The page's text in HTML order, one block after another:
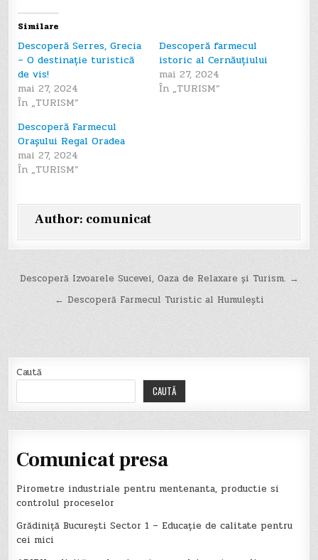
Similare
Descoperă Serres, Grecia
– O destinație turistică
de vis!
mai 27, 2024
În „TURISM”
Descoperă farmecul
istoric al Cernăuțiului
mai 27, 2024
În „TURISM”
Descoperă Farmecul
Orașului Regal Oradea
mai 27, 2024
În „TURISM”
Author: comunicat
Navigare
Descoperă Izvoarele Sucevei, Oaza de Relaxare și Turism. →
← Descoperă Farmecul Turistic al Humulești
Caută
CAUTĂ
Comunicat presa
Pirometre industriale pentru mentenanta, productie si
controlul proceselor
Grădiniță București Sector 1 – Educație de calitate pentru
cei mici